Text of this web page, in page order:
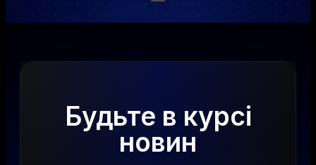
Будьте в курсі
новин